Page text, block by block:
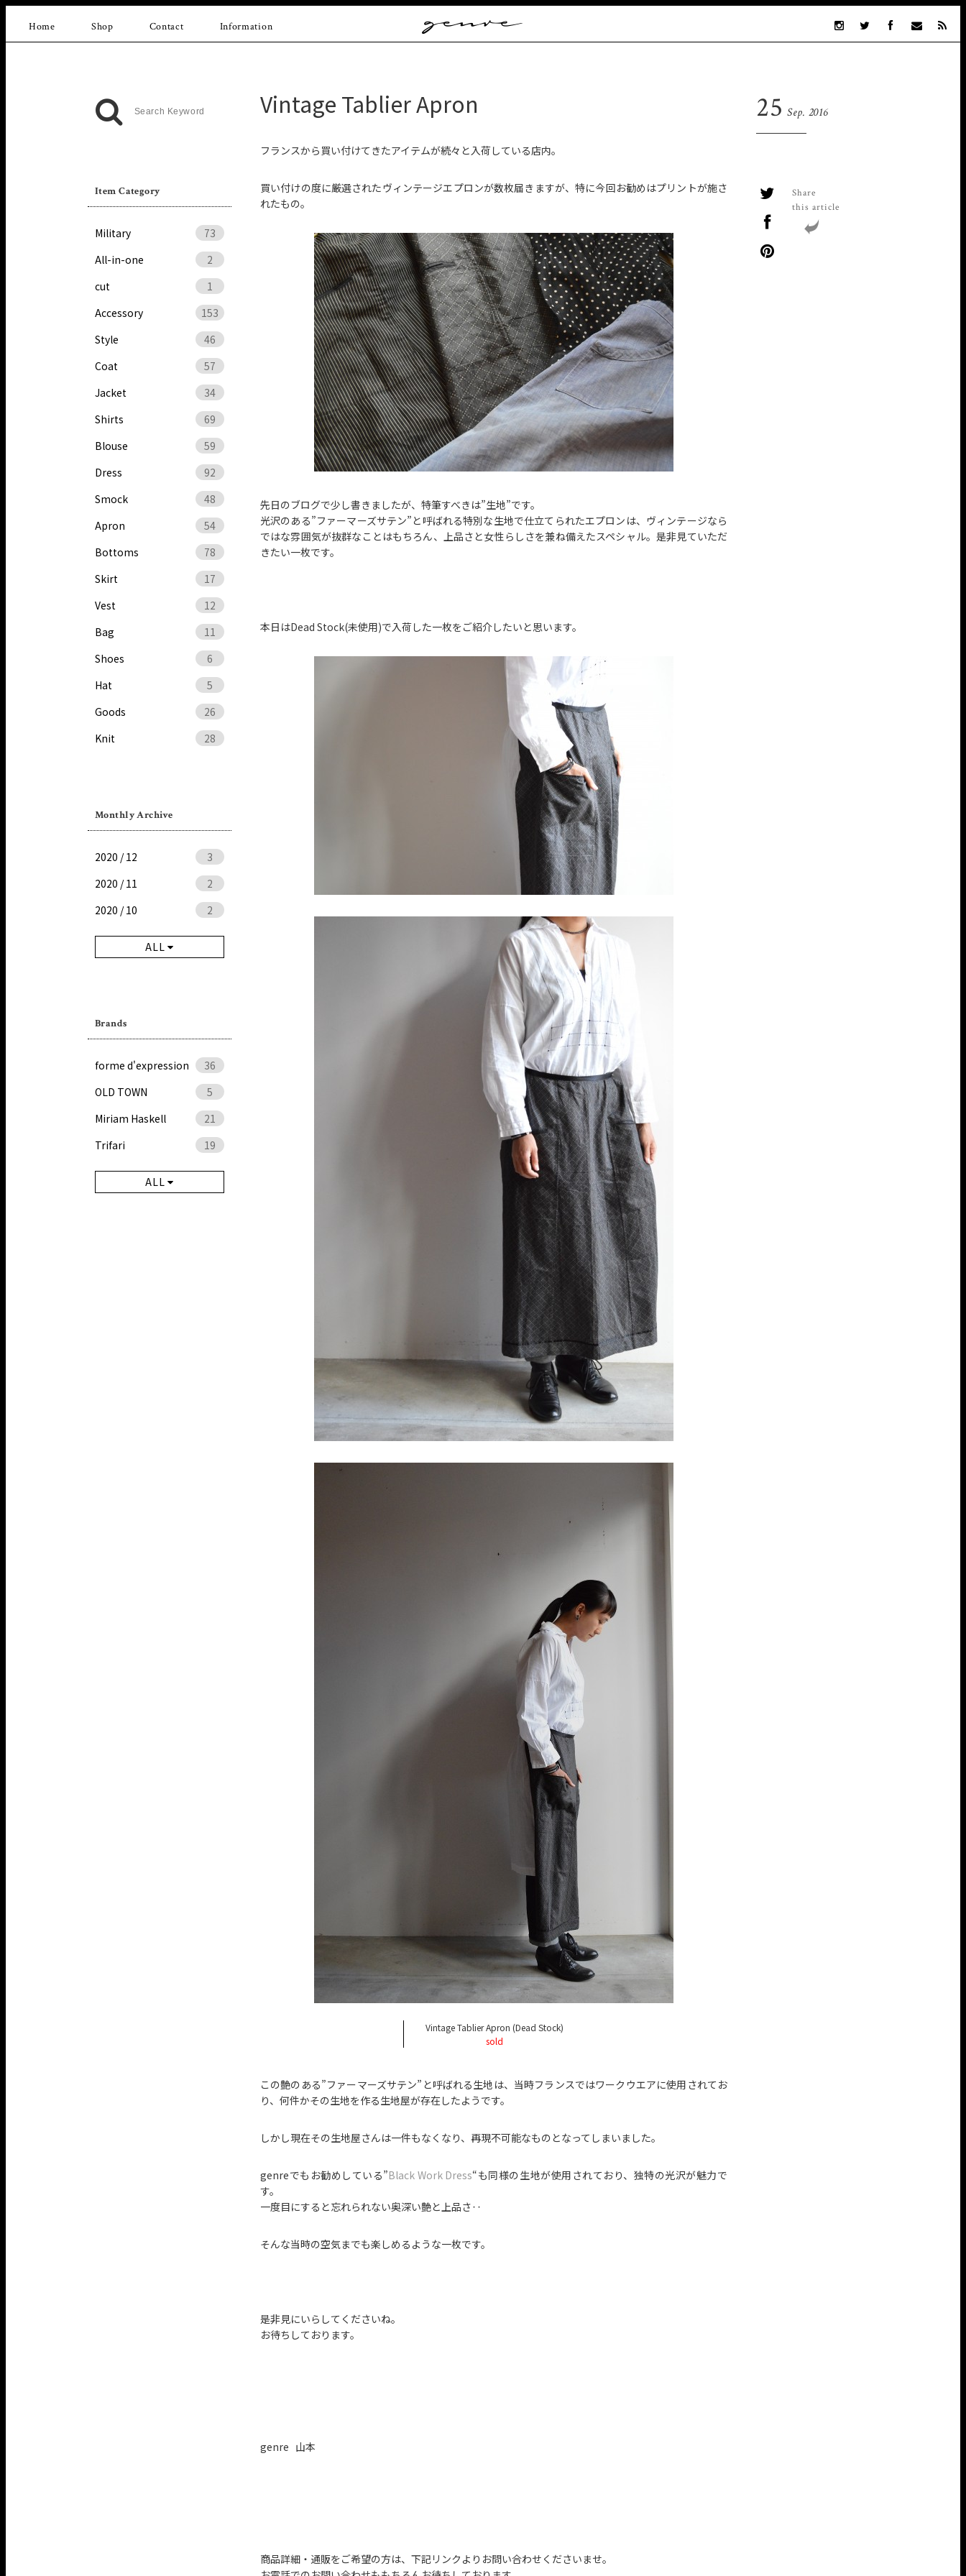
Vintage
Home Shop Contact Information
Item Category
Military
73
All-in-one
2
cut
1
Accessory
153
Style
46
Coat
57
Jacket
34
Shirts
69
Blouse
59
Dress
92
Smock
48
Apron
54
Bottoms
78
Skirt
17
Vest
12
Bag
11
Shoes
6
Hat
5
Goods
26
Knit
28
Monthly Archive
2020 / 12
3
2020 / 11
2
2020 / 10
2
ALL
Brands
forme d'expression
36
OLD TOWN
5
Miriam Haskell
21
Trifari
19
ALL
Vintage Tablier Apron 25 Sep. 2016
Share
this article
フランスから買い付けてきたアイテムが続々と入荷している店内。
買い付けの度に厳選されたヴィンテージエプロンが数枚届きますが、特に今回お勧めはプリントが施さ
れたもの。
先日のブログで少し書きましたが、特筆すべきは”生地”です。
光沢のある”ファーマーズサテン”と呼ばれる特別な生地で仕立てられたエプロンは、ヴィンテージなら
ではな雰囲気が抜群なことはもちろん、上品さと女性らしさを兼ね備えたスペシャル。是非見ていただ
きたい一枚です。
本日はDead Stock(未使用)で入荷した一枚をご紹介したいと思います。
Vintage Tablier Apron (Dead Stock)
sold
この艶のある”ファーマーズサテン”と呼ばれる生地は、当時フランスではワークウエアに使用されてお
り、何件かその生地を作る生地屋が存在したようです。
しかし現在その生地屋さんは一件もなくなり、再現不可能なものとなってしまいました。
genreでもお勧めしている”Black Work Dress“も同様の生地が使用されており、独特の光沢が魅力で
す。
一度目にすると忘れられない奥深い艶と上品さ‥
そんな当時の空気までも楽しめるような一枚です。
是非見にいらしてくださいね。
お待ちしております。
genre 山本
商品詳細・通販をご希望の方は、下記リンクよりお問い合わせくださいませ。